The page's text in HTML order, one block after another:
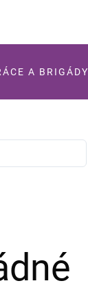
A BRIGÁDY